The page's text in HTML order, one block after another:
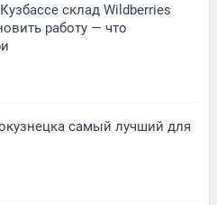
склад Wildberries
работу — что
самый лучший для